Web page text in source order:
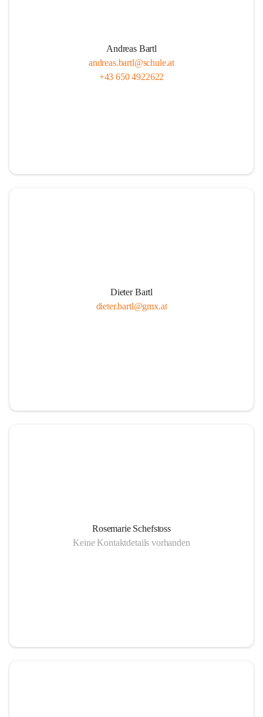
Andreas Bartl
andreas.bartl@schule.at
+43 650 4922622
Dieter Bartl
dieter.bartl@gmx.at
Rosemarie Schefstoss
Keine Kontaktdetails vorhanden